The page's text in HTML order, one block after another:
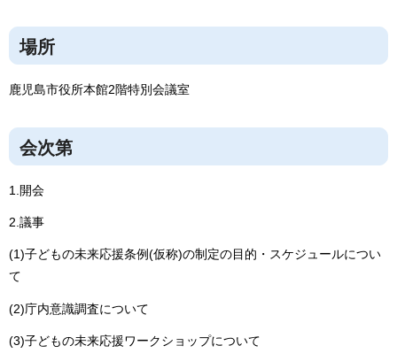
場所
鹿児島市役所本館2階特別会議室
会次第
1.開会
2.議事
(1)子どもの未来応援条例(仮称)の制定の目的・スケジュールについ
て
(2)庁内意識調査について
(3)子どもの未来応援ワークショップについて